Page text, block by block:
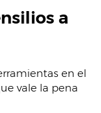
a
en el
vale la pena